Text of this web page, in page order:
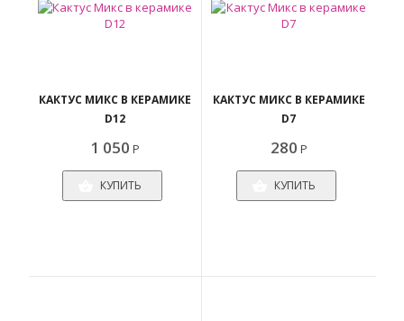
КАКТУС МИКС В КЕРАМИКЕ
D12
1 050 Р
КУПИТЬ
КАКТУС МИКС В КЕРАМИКЕ
D7
280 Р
КУПИТЬ